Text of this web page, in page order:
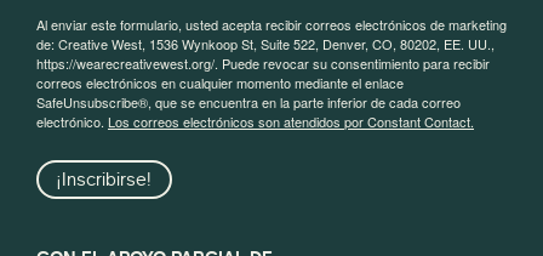
Al enviar este formulario, usted acepta recibir correos electrónicos de marketing
de: Creative West, 1536 Wynkoop St, Suite 522, Denver, CO, 80202, EE. UU.,
https://wearecreativewest.org/. Puede revocar su consentimiento para recibir
correos electrónicos en cualquier momento mediante el enlace
SafeUnsubscribe®, que se encuentra en la parte inferior de cada correo
electrónico. Los correos electrónicos son atendidos por Constant Contact.
¡Inscribirse!